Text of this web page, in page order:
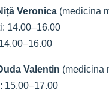
Veronica(medicina
14.00–16.00
Valentin (medicina
15.00–17.00